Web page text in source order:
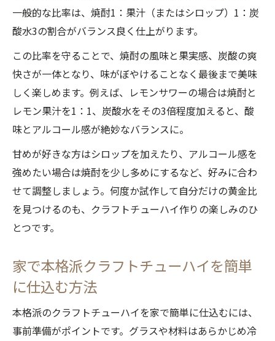
一般的な比率は、焼酎1：果汁（またはシロップ）1：炭
酸水3の割合がバランス良く仕上がります。
この比率を守ることで、焼酎の風味と果実感、炭酸の爽
快さが一体となり、味がぼやけることなく最後まで美味
しく楽しめます。例えば、レモンサワーの場合は焼酎と
レモン果汁を1：1、炭酸水をその3倍程度加えると、酸
味とアルコール感が絶妙なバランスに。
甘めが好きな方はシロップを加えたり、アルコール感を
強めたい場合は焼酎を少し多めにするなど、好みに合わ
せて調整しましょう。何度か試作して自分だけの黄金比
を見つけるのも、クラフトチューハイ作りの楽しみのひ
とつです。
家で本格派クラフトチューハイを簡単
に仕込む方法
本格派のクラフトチューハイを家で簡単に仕込むには、
事前準備がポイントです。グラスや材料はあらかじめ冷